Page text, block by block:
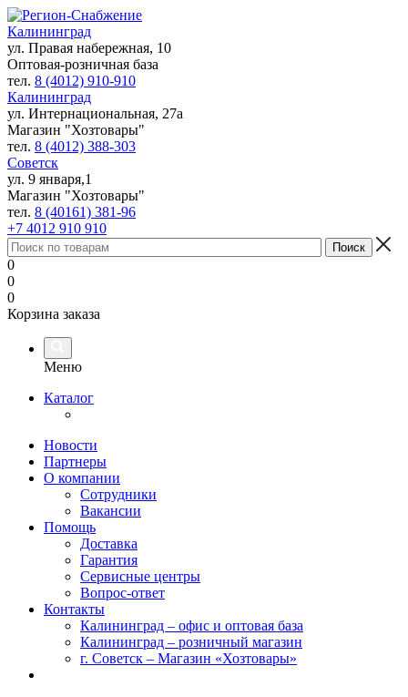
Калининград
ул. Правая набережная, 10
Оптовая-розничная база
тел. 8 (4012) 910-910
Калининград
ул. Интернациональная, 27а
Магазин "Хозтовары"
тел. 8 (4012) 388-303
Советск
ул. 9 января,1
Магазин "Хозтовары"
тел. 8 (40161) 381-96
+7 4012 910 910
0
0
0
Корзина заказа
Меню
Каталог
Новости
Партнеры
О компании
Сотрудники
Вакансии
Помощь
Доставка
Гарантия
Сервисные центры
Вопрос-ответ
Контакты
Калининград – офис и оптовая база
Калининград – розничный магазин
г. Советск – Магазин «Хозтовары»